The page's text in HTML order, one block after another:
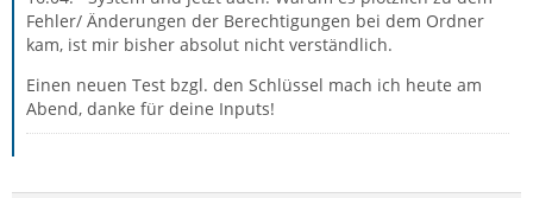
Fehler/ Änderungen der Berechtigungen bei dem Ordner
kam, ist mir bisher absolut nicht verständlich.
Einen neuen Test bzgl. den Schlüssel mach ich heute am
Abend, danke für deine Inputs!